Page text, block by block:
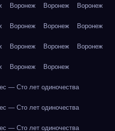
Воронеж Воронеж Воронеж
Воронеж Воронеж Воронеж
Воронеж Воронеж Воронеж
Воронеж Воронеж
— Сто лет одиночества
— Сто лет одиночества
— Сто лет одиночества